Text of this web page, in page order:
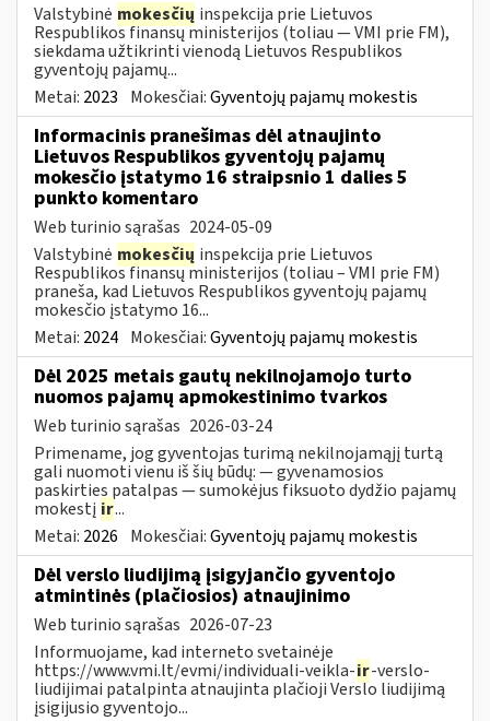
Valstybinė mokesčių inspekcija prie Lietuvos
Respublikos finansų ministerijos (toliau — VMI prie FM),
siekdama užtikrinti vienodą Lietuvos Respublikos
gyventojų pajamų...
Metai: 2023 Mokesčiai:Gyventojų pajamų mokestis
Informacinis pranešimas dėl atnaujinto
Lietuvos Respublikos gyventojų pajamų
mokesčio įstatymo 16 straipsnio 1 dalies 5
punkto komentaro
Web turinio sąrašas 2024-05-09
Valstybinė mokesčių inspekcija prie Lietuvos
Respublikos finansų ministerijos (toliau – VMI prie FM)
praneša, kad Lietuvos Respublikos gyventojų pajamų
mokesčio įstatymo 16...
Metai: 2024 Mokesčiai:Gyventojų pajamų mokestis
Dėl 2025 metais gautų nekilnojamojo turto
nuomos pajamų apmokestinimo tvarkos
Web turinio sąrašas 2026-03-24
Primename, jog gyventojas turimą nekilnojamąjį turtą
gali nuomoti vienu iš šių būdų: — gyvenamosios
paskirties patalpas — sumokėjus fiksuoto dydžio pajamų
mokestį ir...
Metai: 2026 Mokesčiai:Gyventojų pajamų mokestis
Dėl verslo liudijimą įsigyjančio gyventojo
atmintinės (plačiosios) atnaujinimo
Web turinio sąrašas 2026-07-23
Informuojame, kad interneto svetainėje
https://www.vmi.lt/evmi/individuali-veikla-ir-verslo-
liudijimai patalpinta atnaujinta plačioji Verslo liudijimą
įsigijusio gyventojo...